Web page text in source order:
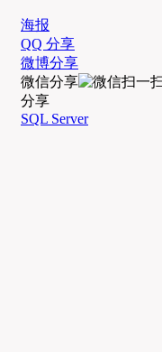
海报
QQ 分享
微博分享
微信分享
分享
SQL Server